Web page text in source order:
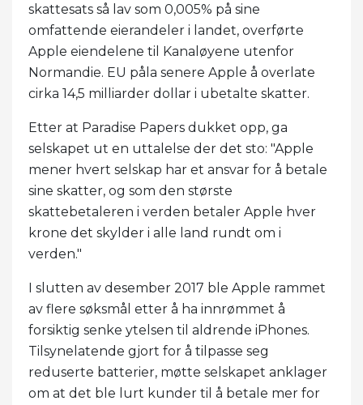
skattesats så lav som 0,005% på sine
omfattende eierandeler i landet, overførte
Apple eiendelene til Kanaløyene utenfor
Normandie. EU påla senere Apple å overlate
cirka 14,5 milliarder dollar i ubetalte skatter.
Etter at Paradise Papers dukket opp, ga
selskapet ut en uttalelse der det sto: "Apple
mener hvert selskap har et ansvar for å betale
sine skatter, og som den største
skattebetaleren i verden betaler Apple hver
krone det skylder i alle land rundt om i
verden."
I slutten av desember 2017 ble Apple rammet
av flere søksmål etter å ha innrømmet å
forsiktig senke ytelsen til aldrende iPhones.
Tilsynelatende gjort for å tilpasse seg
reduserte batterier, møtte selskapet anklager
om at det ble lurt kunder til å betale mer for